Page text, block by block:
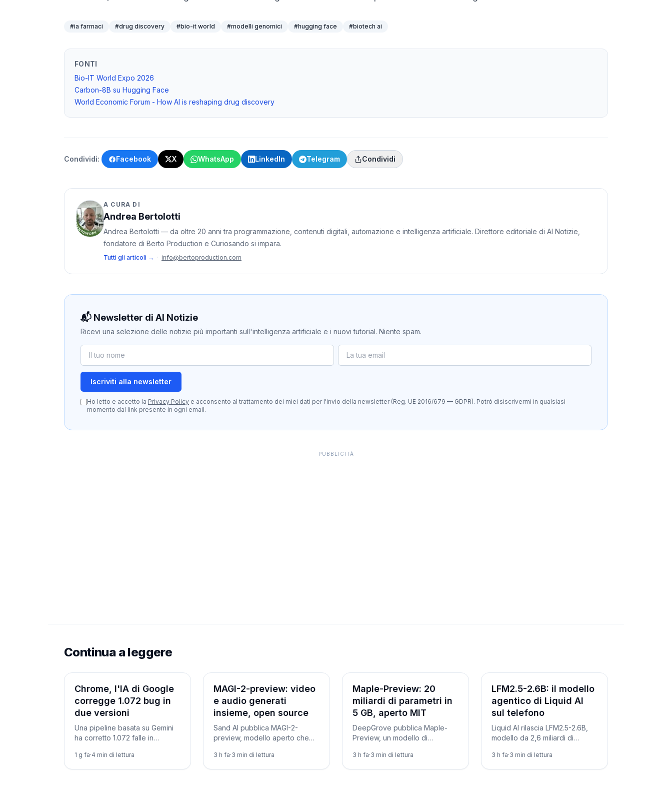
#ia farmaci #drug discovery #bio-it world #modelli genomici #hugging face #biotech ai
FONTI
Bio-IT World Expo 2026
Carbon-8B su Hugging Face
World Economic Forum - How AI is reshaping drug discovery
Condividi: Facebook X WhatsApp LinkedIn Telegram Condividi
A CURA DI
Andrea Bertolotti
Andrea Bertolotti — da oltre 20 anni tra programmazione, contenuti digitali, automazione e intelligenza artificiale. Direttore editoriale di AI Notizie,
fondatore di Berto Production e Curiosando si impara.
Tutti gli articoli → · info@bertoproduction.com
📬 Newsletter di AI Notizie
Ricevi una selezione delle notizie più importanti sull'intelligenza artificiale e i nuovi tutorial. Niente spam.
Iscriviti alla newsletter
Ho letto e accetto la Privacy Policy e acconsento al trattamento dei miei dati per l'invio della newsletter (Reg. UE 2016/679 — GDPR). Potrò disiscrivermi in qualsiasi
momento dal link presente in ogni email.
PUBBLICITÀ
Continua a leggere
Ricerca
Chrome, l'IA di Google
corregge 1.072 bug in
due versioni
Una pipeline basata su Gemini
ha corretto 1.072 falle in
aggiornamenti precedenti — e
ha scovato un bug vecchio di
1 g fa·4 min di lettura
Novità
MAGI-2-preview: video
e audio generati
insieme, open source
Sand AI pubblica MAGI-2-
preview, modello aperto che
audio sincronizzato da testo o
immagine. Licenza Apache 2.0:
3 h fa·3 min di lettura
Novità
Maple-Preview: 20
miliardi di parametri in
5 GB, aperto MIT
DeepGrove pubblica Maple-
Preview, un modello di
20 miliardi di parametri che sta
in 5 GB e gira su un Mac mini.
3 h fa·3 min di lettura
Novità
LFM2.5-2.6B: il modello
agentico di Liquid AI
sul telefono
Liquid AI rilascia LFM2.5-2.6B,
modello da 2,6 miliardi di
IA che gira su laptop e
smartphone. Ecco come
3 h fa·3 min di lettura